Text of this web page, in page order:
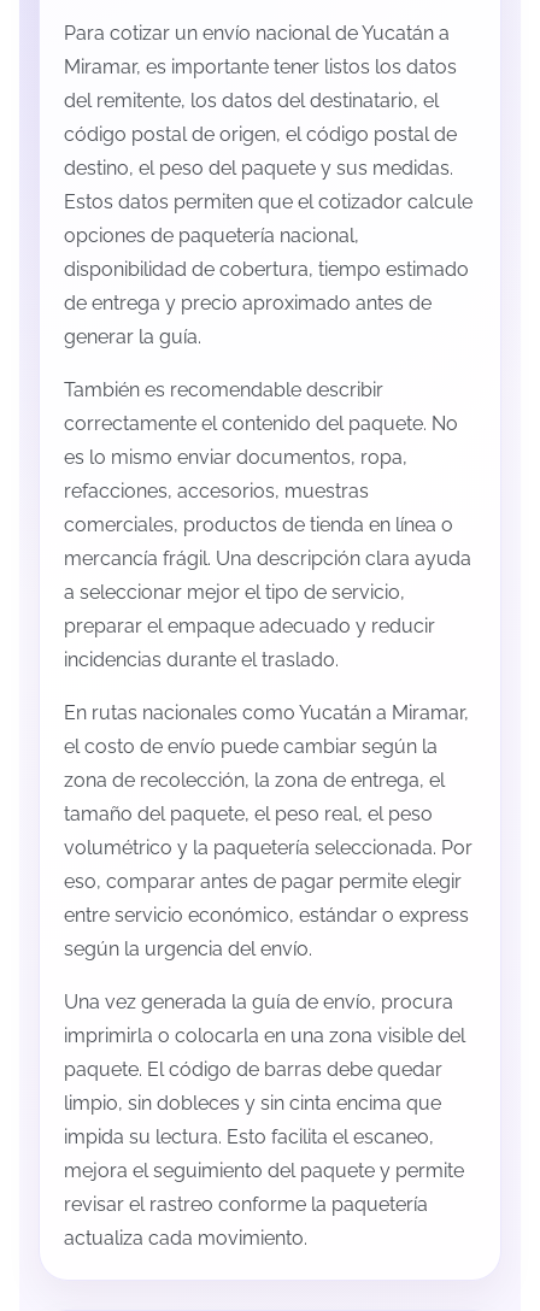
Para cotizar un envío nacional de Yucatán a
Miramar, es importante tener listos los datos
del remitente, los datos del destinatario, el
código postal de origen, el código postal de
destino, el peso del paquete y sus medidas.
Estos datos permiten que el cotizador calcule
opciones de paquetería nacional,
disponibilidad de cobertura, tiempo estimado
de entrega y precio aproximado antes de
generar la guía.
También es recomendable describir
correctamente el contenido del paquete. No
es lo mismo enviar documentos, ropa,
refacciones, accesorios, muestras
comerciales, productos de tienda en línea o
mercancía frágil. Una descripción clara ayuda
a seleccionar mejor el tipo de servicio,
preparar el empaque adecuado y reducir
incidencias durante el traslado.
En rutas nacionales como Yucatán a Miramar,
el costo de envío puede cambiar según la
zona de recolección, la zona de entrega, el
tamaño del paquete, el peso real, el peso
volumétrico y la paquetería seleccionada. Por
eso, comparar antes de pagar permite elegir
entre servicio económico, estándar o express
según la urgencia del envío.
Una vez generada la guía de envío, procura
imprimirla o colocarla en una zona visible del
paquete. El código de barras debe quedar
limpio, sin dobleces y sin cinta encima que
impida su lectura. Esto facilita el escaneo,
mejora el seguimiento del paquete y permite
revisar el rastreo conforme la paquetería
actualiza cada movimiento.